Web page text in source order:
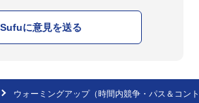
Sufuに意見を送る
ウォーミングアップ（時間内競争・パス＆コン